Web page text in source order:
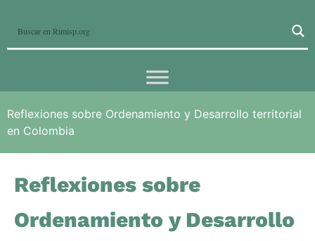
Reflexiones sobre Ordenamiento y Desarrollo territorial
en Colombia
Reflexiones sobre
Ordenamiento y Desarrollo